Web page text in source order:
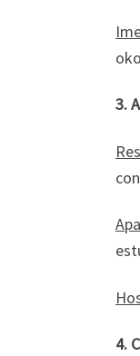
3.
4.